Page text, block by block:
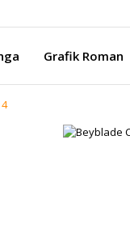
Grafik Roman